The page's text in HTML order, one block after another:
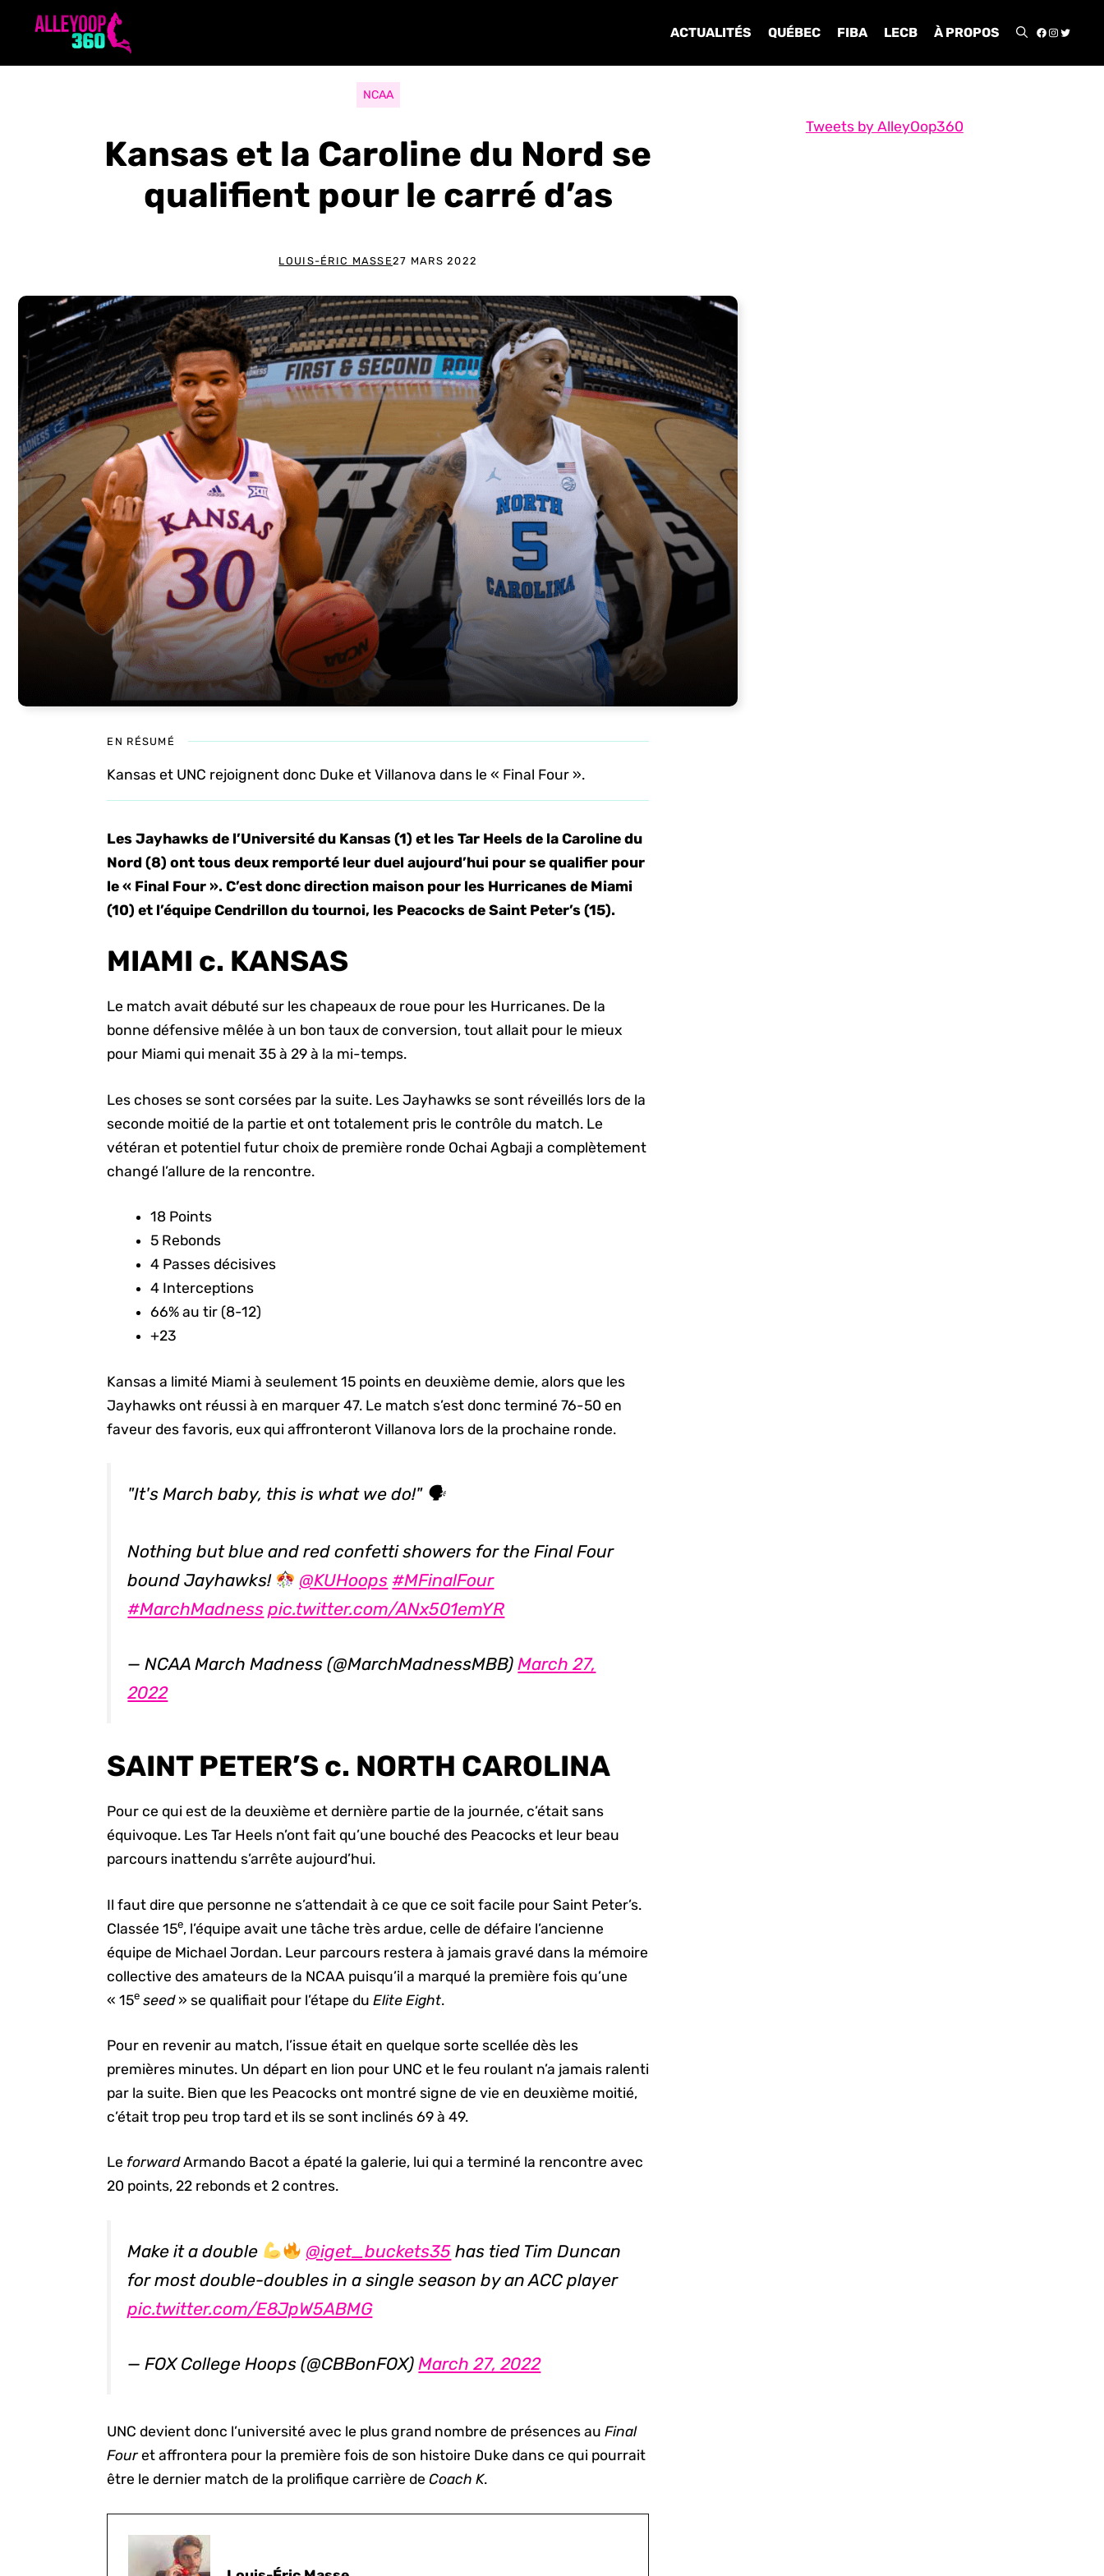
ACTUALITÉS QUÉBEC FIBA LECB À PROPOS
NCAA
Kansas et la Caroline du Nord se
qualifient pour le carré d’as
LOUIS-ÉRIC MASSE27 MARS 2022
EN RÉSUMÉ
Kansas et UNC rejoignent donc Duke et Villanova dans le « Final Four ».
Les Jayhawks de l’Université du Kansas (1) et les Tar Heels de la Caroline du
Nord (8) ont tous deux remporté leur duel aujourd’hui pour se qualifier pour
le « Final Four ». C’est donc direction maison pour les Hurricanes de Miami
(10) et l’équipe Cendrillon du tournoi, les Peacocks de Saint Peter’s (15).
MIAMI c. KANSAS
Le match avait débuté sur les chapeaux de roue pour les Hurricanes. De la
bonne défensive mêlée à un bon taux de conversion, tout allait pour le mieux
pour Miami qui menait 35 à 29 à la mi-temps.
Les choses se sont corsées par la suite. Les Jayhawks se sont réveillés lors de la
seconde moitié de la partie et ont totalement pris le contrôle du match. Le
vétéran et potentiel futur choix de première ronde Ochai Agbaji a complètement
changé l’allure de la rencontre.
18 Points
5 Rebonds
4 Passes décisives
4 Interceptions
66% au tir (8-12)
+23
Kansas a limité Miami à seulement 15 points en deuxième demie, alors que les
Jayhawks ont réussi à en marquer 47. Le match s’est donc terminé 76-50 en
faveur des favoris, eux qui affronteront Villanova lors de la prochaine ronde.
"It's March baby, this is what we do!" 🗣
Nothing but blue and red confetti showers for the Final Four
bound Jayhawks!
@KUHoops #MFinalFour
#MarchMadness pic.twitter.com/ANx501emYR
— NCAA March Madness (@MarchMadnessMBB)March 27,
2022
SAINT PETER’S c. NORTH CAROLINA
Pour ce qui est de la deuxième et dernière partie de la journée, c’était sans
équivoque. Les Tar Heels n’ont fait qu’une bouché des Peacocks et leur beau
parcours inattendu s’arrête aujourd’hui.
Il faut dire que personne ne s’attendait à ce que ce soit facile pour Saint Peter’s.
Classée 15e, l’équipe avait une tâche très ardue, celle de défaire l’ancienne
équipe de Michael Jordan. Leur parcours restera à jamais gravé dans la mémoire
collective des amateurs de la NCAA puisqu’il a marqué la première fois qu’une
« 15e seed» se qualifiait pour l’étape duElite Eight.
Pour en revenir au match, l’issue était en quelque sorte scellée dès les
premières minutes. Un départ en lion pour UNC et le feu roulant n’a jamais ralenti
par la suite. Bien que les Peacocks ont montré signe de vie en deuxième moitié,
c’était trop peu trop tard et ils se sont inclinés 69 à 49.
Le forwardArmando Bacot a épaté la galerie, lui qui a terminé la rencontre avec
20 points, 22 rebonds et 2 contres.
Make it a double @iget_buckets35 has tied Tim Duncan
for most double-doubles in a single season by an ACC player
pic.twitter.com/E8JpW5ABMG
— FOX College Hoops (@CBBonFOX)March 27, 2022
UNC devient donc l’université avec le plus grand nombre de présences auFinal
Fouret affrontera pour la première fois de son histoire Duke dans ce qui pourrait
être le dernier match de la prolifique carrière deCoach K.
Tweets by AlleyOop360